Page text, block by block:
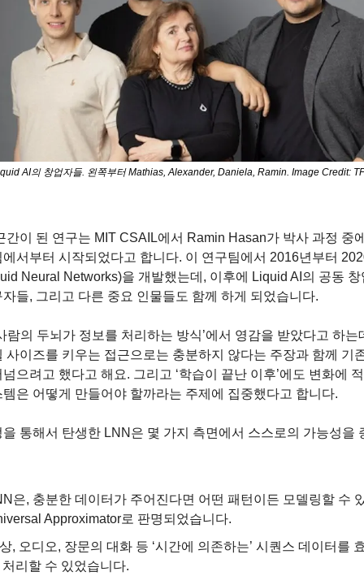
AI의 창업자들. 왼쪽부터 Mathias, Alexander, Daniela, Ramin. Image Credit:
간이 된 연구는 MIT CSAIL에서 Ramin Hasan가 박사 과정 중
에서부터 시작되었다고 합니다. 이 연구팀에서 2016년부터
Neural Networks)을 개발했는데, 이후에 Liquid AI의 공동 창
들, 그리고 다른 중요 인물들도 함께 하게 되었습니다.
람의 두뇌가 정보를 처리하는 방식’에서 영감을 받았다고 하는
사이즈를 키우는 접근으로는 충분하지 않다는 주장과 함께 기
으려고 했다고 해요. 그리고 ‘학습이 끝난 이후’에도 변화에
은 어떻게 만들어야 할까라는 주제에 집중했다고 합니다.
통해서 탄생한 LNN은 몇 가지 측면에서 스스로의 가능성을
은, 충분한 데이터가 주어진다면 어떤 패턴이든 모델링할 수
Approximator로 판명되었습니다.
, 오디오, 장문의 대화 등 ‘시간에 의존하는’ 시퀀스 데이터를
처리할 수 있었습니다.